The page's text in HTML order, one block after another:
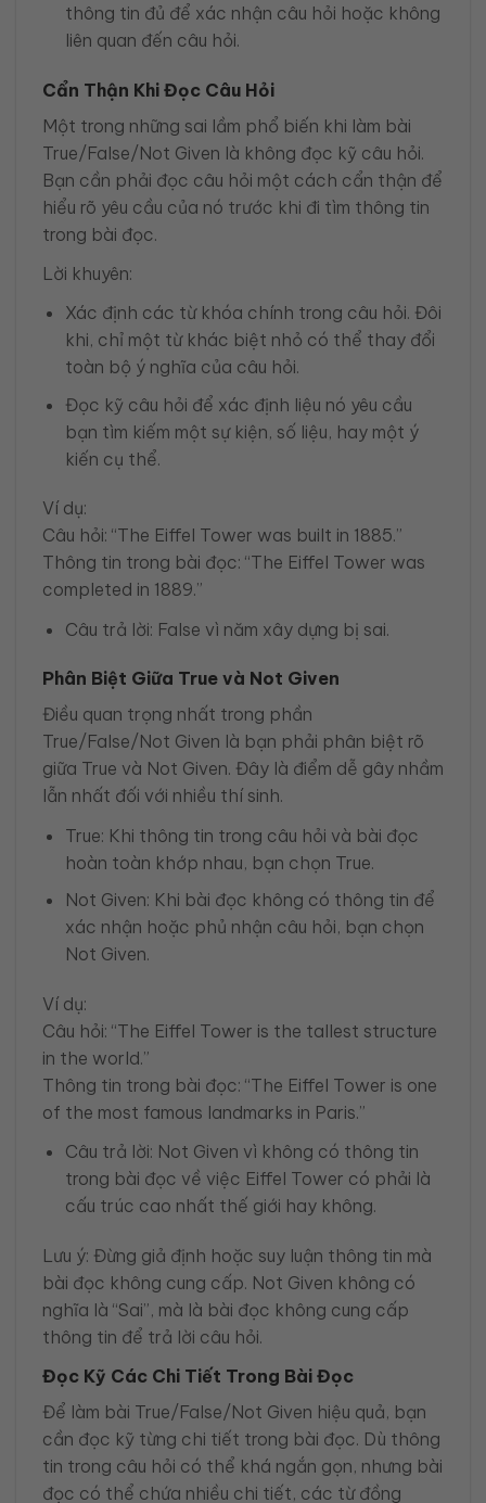
thông tin đủ để xác nhận câu hỏi hoặc không
liên quan đến câu hỏi.
Cẩn Thận Khi Đọc Câu Hỏi
Một trong những sai lầm phổ biến khi làm bài
True/False/Not Given là không đọc kỹ câu hỏi.
Bạn cần phải đọc câu hỏi một cách cẩn thận để
hiểu rõ yêu cầu của nó trước khi đi tìm thông tin
trong bài đọc.
Lời khuyên:
Xác định các từ khóa chính trong câu hỏi. Đôi
khi, chỉ một từ khác biệt nhỏ có thể thay đổi
toàn bộ ý nghĩa của câu hỏi.
Đọc kỹ câu hỏi để xác định liệu nó yêu cầu
bạn tìm kiếm một sự kiện, số liệu, hay một ý
kiến cụ thể.
Ví dụ:
Câu hỏi: “The Eiffel Tower was built in 1885.”
Thông tin trong bài đọc: “The Eiffel Tower was
completed in 1889.”
Câu trả lời: False vì năm xây dựng bị sai.
Phân Biệt Giữa True và Not Given
Điều quan trọng nhất trong phần
True/False/Not Given là bạn phải phân biệt rõ
giữa True và Not Given. Đây là điểm dễ gây nhầm
lẫn nhất đối với nhiều thí sinh.
True: Khi thông tin trong câu hỏi và bài đọc
hoàn toàn khớp nhau, bạn chọn True.
Not Given: Khi bài đọc không có thông tin để
xác nhận hoặc phủ nhận câu hỏi, bạn chọn
Not Given.
Ví dụ:
Câu hỏi: “The Eiffel Tower is the tallest structure
in the world.”
Thông tin trong bài đọc: “The Eiffel Tower is one
of the most famous landmarks in Paris.”
Câu trả lời: Not Given vì không có thông tin
trong bài đọc về việc Eiffel Tower có phải là
cấu trúc cao nhất thế giới hay không.
Lưu ý: Đừng giả định hoặc suy luận thông tin mà
bài đọc không cung cấp. Not Given không có
nghĩa là “Sai”, mà là bài đọc không cung cấp
thông tin để trả lời câu hỏi.
Đọc Kỹ Các Chi Tiết Trong Bài Đọc
Để làm bài True/False/Not Given hiệu quả, bạn
cần đọc kỹ từng chi tiết trong bài đọc. Dù thông
tin trong câu hỏi có thể khá ngắn gọn, nhưng bài
đọc có thể chứa nhiều chi tiết, các từ đồng